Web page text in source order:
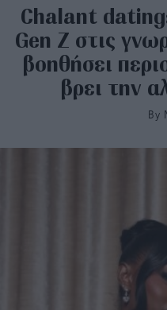
Chalant
Gen Z στις
βοηθήσει
βρει την
By